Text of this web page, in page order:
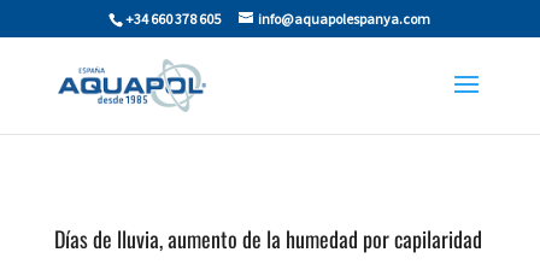
+34 660 378 605 info@aquapolespanya.com
Días de lluvia, aumento de la humedad por capilaridad